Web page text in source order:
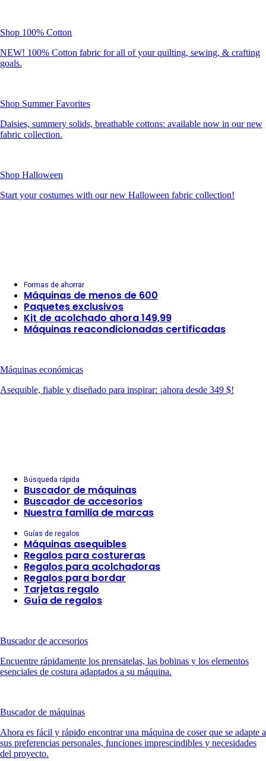
Shop 100% Cotton
NEW! 100% Cotton fabric for all of your quilting, sewing, & crafting
goals.
Shop Summer Favorites
Daisies, summery solids, breathable cottons: available now in our new
fabric collection.
Shop Halloween
Start your costumes with our new Halloween fabric collection!
Formas de ahorrar
Máquinas de menos de 600
Paquetes exclusivos
Kit de acolchado ahora 149,99
Máquinas reacondicionadas certificadas
Máquinas económicas
Asequible, fiable y diseñado para inspirar: ¡ahora desde 349 $!
Búsqueda rápida
Buscador de máquinas
Buscador de accesorios
Nuestra familia de marcas
Guías de regalos
Máquinas asequibles
Regalos para costureras
Regalos para acolchadoras
Regalos para bordar
Tarjetas regalo
Guía de regalos
Buscador de accesorios
Encuentre rápidamente los prensatelas, las bobinas y los elementos
esenciales de costura adaptados a su máquina.
Buscador de máquinas
Ahora es fácil y rápido encontrar una máquina de coser que se adapte a
sus preferencias personales, funciones imprescindibles y necesidades
del proyecto.